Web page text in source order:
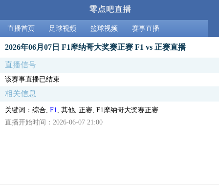
直播首页 足球视频 篮球视频 赛事直播
2026年06月07日 F1摩纳哥大奖赛正赛 F1 vs 正赛直播
直播信号
该赛事直播已结束
相关信息
关键词：综合, F1
, 其他, 正赛, F1摩纳哥大奖赛正赛
直播开始时间：2026-06-07 21:00